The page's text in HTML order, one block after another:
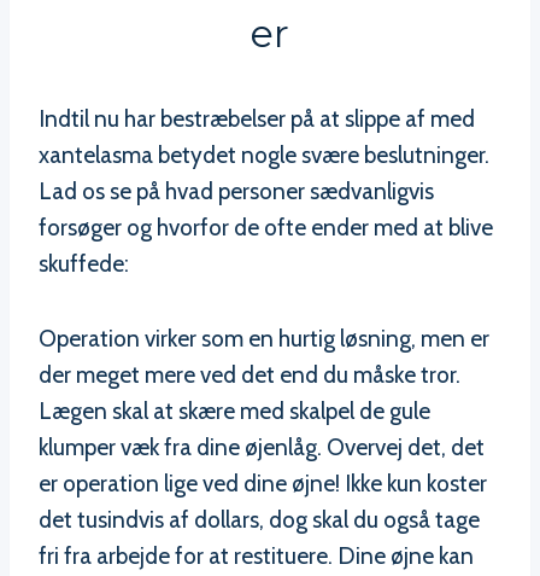
Er
Indtil nu har bestræbelser på at slippe af med
xantelasma betydet nogle svære beslutninger.
Lad os se på hvad personer sædvanligvis
forsøger og hvorfor de ofte ender med at blive
skuffede:
Operation virker som en hurtig løsning, men er
der meget mere ved det end du måske tror.
Lægen skal at skære med skalpel de gule
klumper væk fra dine øjenlåg. Overvej det, det
er operation lige ved dine øjne! Ikke kun koster
det tusindvis af dollars, dog skal du også tage
fri fra arbejde for at restituere. Dine øjne kan